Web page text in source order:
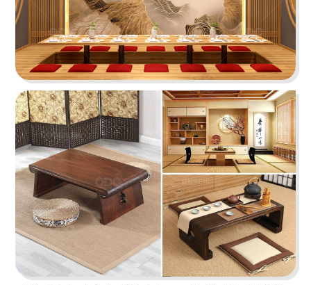
33
MANDARINE
Coffee & Tea
34
DON CHICKEN LONG
KHÁNH
Nhà hàng Hàn
35
NÓC NHÀ
Quán nhậu
36
ĐẠI ĐƯỜNG TRÂN TUYỂN
Nhà hàng Hoa